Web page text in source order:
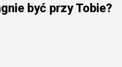
być przy Tobie?